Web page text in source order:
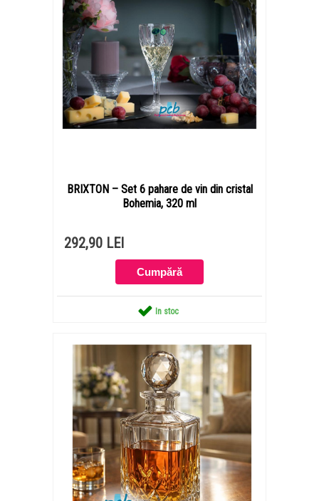
BRIXTON – Set 6 pahare de vin din cristal
Bohemia, 320 ml
292,90 LEI
In stoc